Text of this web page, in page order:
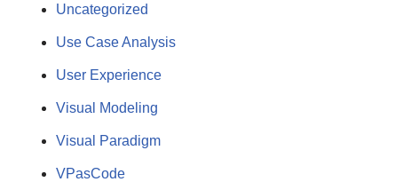
Uncategorized
Use Case Analysis
User Experience
Visual Modeling
Visual Paradigm
VPasCode